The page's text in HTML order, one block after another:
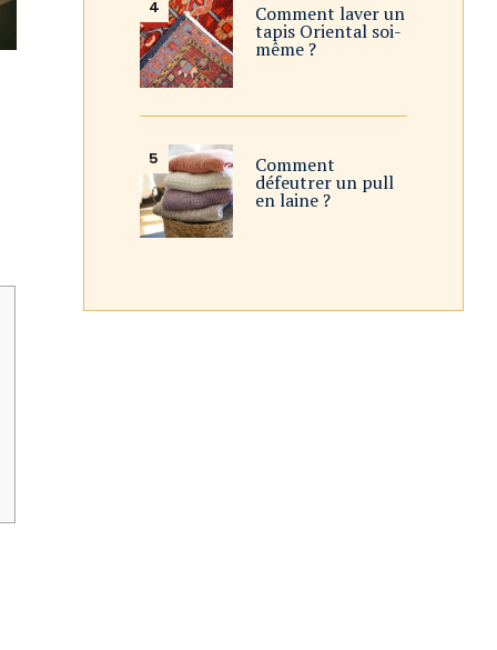
Comment laver un
tapis Oriental soi-
même ?
Comment
défeutrer un pull
en laine ?